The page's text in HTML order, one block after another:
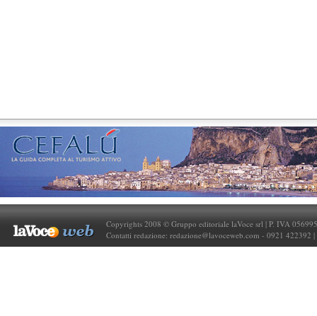
Copyrights 2008 © Gruppo editoriale laVoce srl | P. IVA
Contatti redazione: redazione@lavoceweb.com - 0921 422392 |